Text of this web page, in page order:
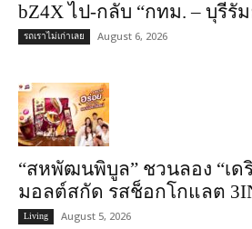
bZ4X ไป-กลับ “กทม. – บุรีรั
รถเราไม่เก่าเลย August 6, 2026
“สหพัฒนพิบูล” ชวนลอง “เด
มอลต์สกัด รสช็อกโกแลต
Living August 5, 2026